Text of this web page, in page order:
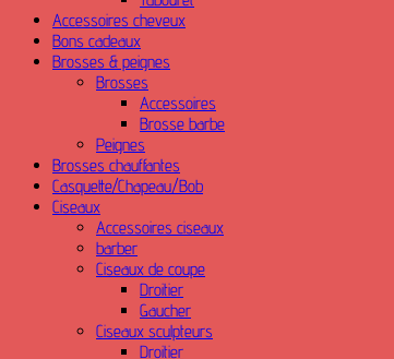
Accessoires cheveux
Bons cadeaux
Brosses & peignes
Brosses
Accessoires
Brosse barbe
Peignes
Brosses chauffantes
Casquette/Chapeau/Bob
Ciseaux
Accessoires ciseaux
barber
Ciseaux de coupe
Droitier
Gaucher
Ciseaux sculpteurs
Droitier